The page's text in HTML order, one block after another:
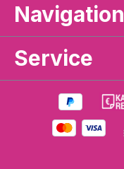
Navigation
Service